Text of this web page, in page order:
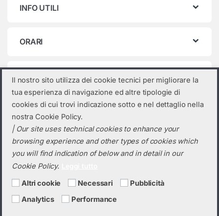
INFO UTILI
ORARI
Categorie prodotto
Seleziona una categoria
Hai bisogno di un preventivo?
Il nostro sito utilizza dei cookie tecnici per migliorare la
tua esperienza di navigazione ed altre tipologie di
cookies di cui trovi indicazione sotto e nel dettaglio nella
nostra Cookie Policy.
| Our site uses technical cookies to enhance your
browsing experience and other types of cookies which
you will find indication of below and in detail in our
Cookie Policy.
Altri cookie Necessari
Pubblicità
Analytics
Performance